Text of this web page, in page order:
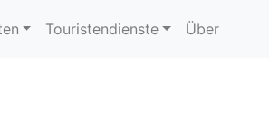
Touristendienste Über